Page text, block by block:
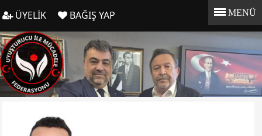
ÜYELİK BAĞIŞ YAP MENÜ